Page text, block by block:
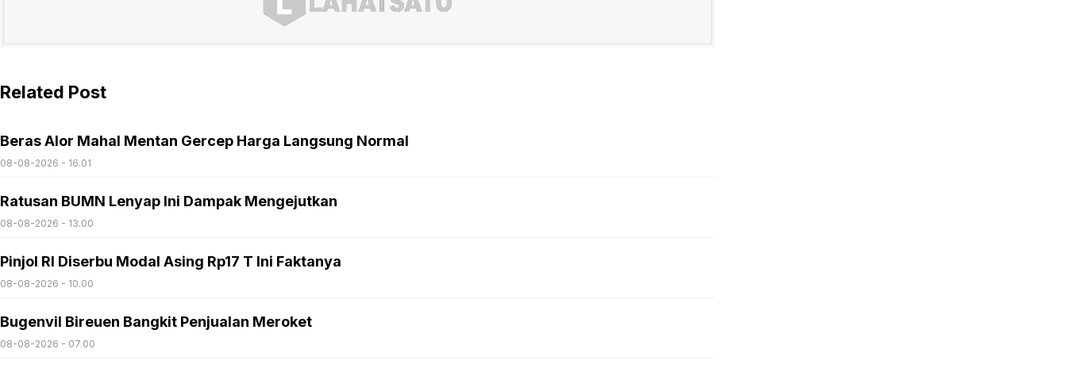
Related Post
Beras Alor Mahal Mentan Gercep Harga Langsung Normal
08-08-2026 - 16.01
Ratusan BUMN Lenyap Ini Dampak Mengejutkan
08-08-2026 - 13.00
Pinjol RI Diserbu Modal Asing Rp17 T Ini Faktanya
08-08-2026 - 10.00
Bugenvil Bireuen Bangkit Penjualan Meroket
08-08-2026 - 07.00